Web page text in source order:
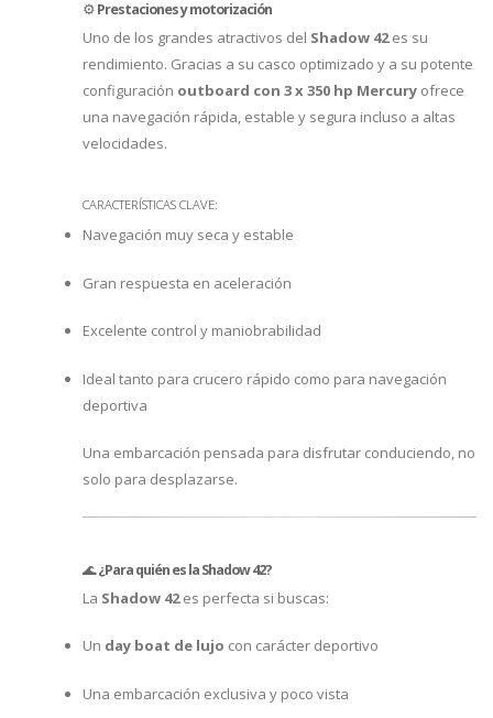
⚙️Prestaciones y motorización
Uno de los grandes atractivos del Shadow 42es su
rendimiento. Gracias a su casco optimizado y a su potente
configuración outboard con 3 x 350 hp Mercury ofrece
una navegación rápida, estable y segura incluso a altas
velocidades.
CARACTERÍSTICAS CLAVE:
Navegación muy seca y estable
Gran respuesta en aceleración
Excelente control y maniobrabilidad
Ideal tanto para crucero rápido como para navegación
deportiva
Una embarcación pensada para disfrutar conduciendo, no
solo para desplazarse.
🌊¿Para quién es la Shadow 42?
La Shadow 42es perfecta si buscas:
Un day boat de lujo con carácter deportivo
Una embarcación exclusiva y poco vista